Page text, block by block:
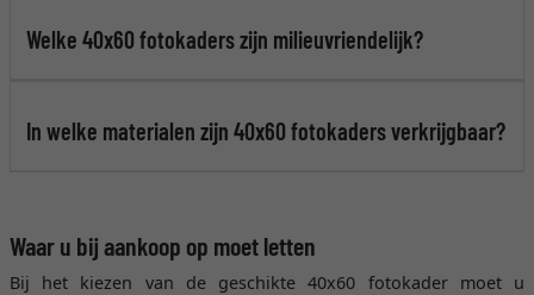
Welke 40x60 fotokaders zijn milieuvriendelijk?
In welke materialen zijn 40x60 fotokaders verkrijgbaar?
Waar u bij aankoop op moet letten
Bij het kiezen van de geschikte 40x60 fotokader moet u